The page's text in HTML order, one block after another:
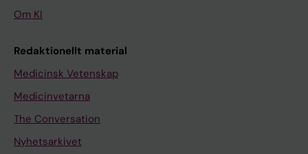
Om KI
Redaktionellt material
Medicinsk Vetenskap
Medicinvetarna
The Conversation
Nyhetsarkivet